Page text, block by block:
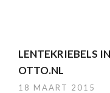
LENTEKRIEBELS
OTTO.NL
18 MAART 2015